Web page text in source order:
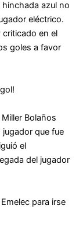
azul no
eléctrico.
criticado en el
goles a favor
Bolaños
que fue
el
del jugador
para irse